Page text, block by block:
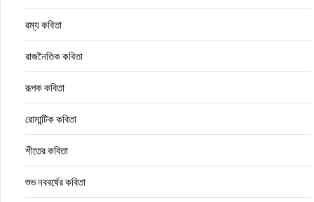
রম্য কবিতা
রাজনৈতিক কবিতা
রূপক কবিতা
রোমান্টিক কবিতা
শীতের কবিতা
শুভ নববর্ষের কবিতা